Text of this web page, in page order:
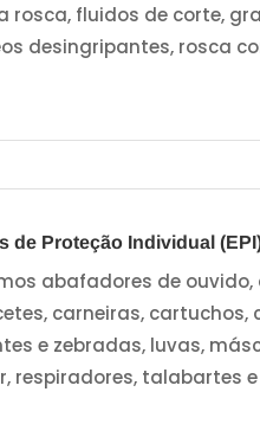
rosca, fluidos de corte,
desingripantes, rosca
de Proteção Individual
abafadores de
carneiras,
e zebradas, luvas,
respiradores, talabartes